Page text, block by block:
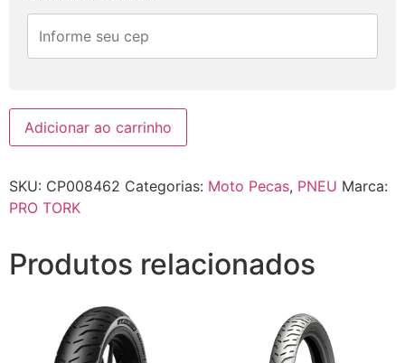
Adicionar ao carrinho
SKU: CP008462 Categorias: Moto Pecas, PNEU Marca:
PRO TORK
Produtos relacionados